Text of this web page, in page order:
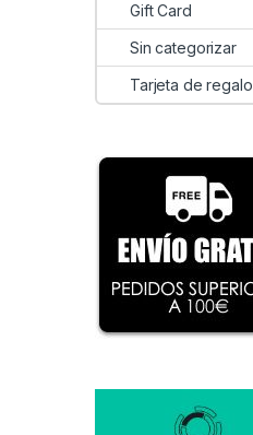
Gift Card
Sin categorizar
Tarjeta de regalo